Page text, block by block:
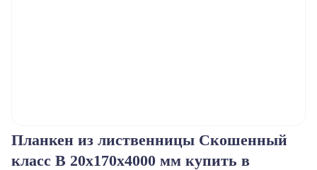
Класс B
Планкен из лиственницы Скошенный
класс В 20x170x4000 мм купить в